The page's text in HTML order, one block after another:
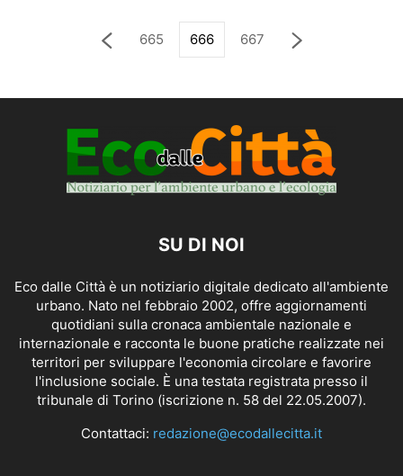
665 666 667
SU DI NOI
Eco dalle Città è un notiziario digitale dedicato all'ambiente
urbano. Nato nel febbraio 2002, offre aggiornamenti
quotidiani sulla cronaca ambientale nazionale e
internazionale e racconta le buone pratiche realizzate nei
territori per sviluppare l'economia circolare e favorire
l'inclusione sociale. È una testata registrata presso il
tribunale di Torino (iscrizione n. 58 del 22.05.2007).
Contattaci: redazione@ecodallecitta.it